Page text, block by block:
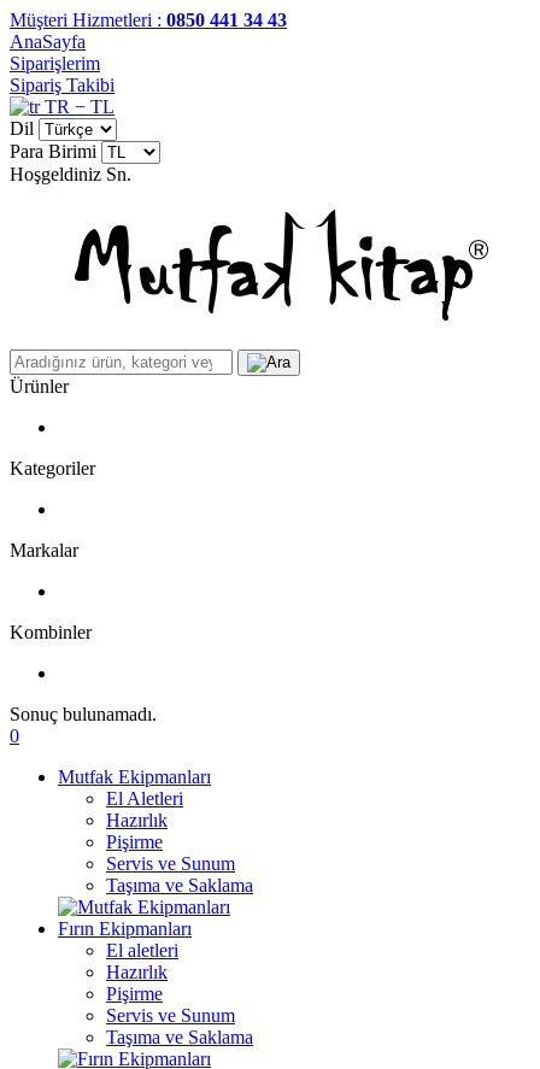
Müşteri Hizmetleri : 0850 441 34 43
AnaSayfa
Siparişlerim
Sipariş Takibi
TR − TL
Dil
Para Birimi
Hoşgeldiniz Sn.
Ürünler
Kategoriler
Markalar
Kombinler
Sonuç bulunamadı.
0
Mutfak Ekipmanları
El Aletleri
Hazırlık
Pişirme
Servis ve Sunum
Taşıma ve Saklama
Fırın Ekipmanları
El aletleri
Hazırlık
Pişirme
Servis ve Sunum
Taşıma ve Saklama